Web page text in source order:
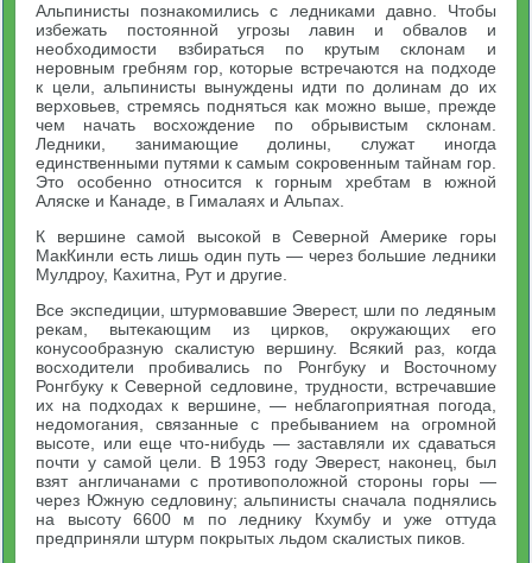
Альпинисты познакомились с ледниками давно. Чтобы
избежать постоянной угрозы лавин и обвалов и
необходимости взбираться по крутым склонам и
неровным гребням гор, которые встречаются на подходе
к цели, альпинисты вынуждены идти по долинам до их
верховьев, стремясь подняться как можно выше, прежде
чем начать восхождение по обрывистым склонам.
Ледники, занимающие долины, служат иногда
единственными путями к самым сокровенным тайнам гор.
Это особенно относится к горным хребтам в южной
Аляске и Канаде, в Гималаях и Альпах.
К вершине самой высокой в Северной Америке горы
МакКинли есть лишь один путь — через большие ледники
Мулдроу, Кахитна, Рут и другие.
Все экспедиции, штурмовавшие Эверест, шли по ледяным
рекам, вытекающим из цирков, окружающих его
конусообразную скалистую вершину. Всякий раз, когда
восходители пробивались по Ронгбуку и Восточному
Ронгбуку к Северной седловине, трудности, встречавшие
их на подходах к вершине, — неблагоприятная погода,
недомогания, связанные с пребыванием на огромной
высоте, или еще что-нибудь — заставляли их сдаваться
почти у самой цели. В 1953 году Эверест, наконец, был
взят англичанами с противоположной стороны горы —
через Южную седловину; альпинисты сначала поднялись
на высоту 6600 м по леднику Кхумбу и уже оттуда
предприняли штурм покрытых льдом скалистых пиков.